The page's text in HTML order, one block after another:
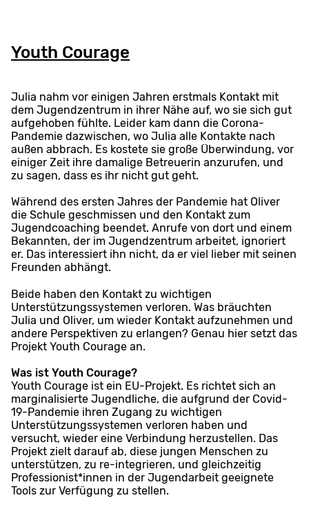
Youth Courage
Julia nahm vor einigen Jahren erstmals Kontakt mit
dem Jugendzentrum in ihrer Nähe auf, wo sie sich gut
aufgehoben fühlte. Leider kam dann die Corona-
Pandemie dazwischen, wo Julia alle Kontakte nach
außen abbrach. Es kostete sie große Überwindung, vor
einiger Zeit ihre damalige Betreuerin anzurufen, und
zu sagen, dass es ihr nicht gut geht.
Während des ersten Jahres der Pandemie hat Oliver
die Schule geschmissen und den Kontakt zum
Jugendcoaching beendet. Anrufe von dort und einem
Bekannten, der im Jugendzentrum arbeitet, ignoriert
er. Das interessiert ihn nicht, da er viel lieber mit seinen
Freunden abhängt.
Beide haben den Kontakt zu wichtigen
Unterstützungssystemen verloren. Was bräuchten
Julia und Oliver, um wieder Kontakt aufzunehmen und
andere Perspektiven zu erlangen? Genau hier setzt das
Projekt Youth Courage an.
Was ist Youth Courage?
Youth Courage ist ein EU-Projekt. Es richtet sich an
marginalisierte Jugendliche, die aufgrund der Covid-
19-Pandemie ihren Zugang zu wichtigen
Unterstützungssystemen verloren haben und
versucht, wieder eine Verbindung herzustellen. Das
Projekt zielt darauf ab, diese jungen Menschen zu
unterstützen, zu re-integrieren, und gleichzeitig
Professionist*innen in der Jugendarbeit geeignete
Tools zur Verfügung zu stellen.